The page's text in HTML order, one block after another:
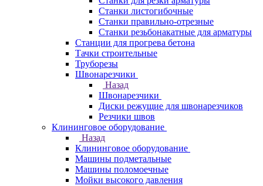
Станки листогибочные
Станки правильно-отрезные
Станки резьбонакатные для арматуры
Станции для прогрева бетона
Тачки строительные
Труборезы
Швонарезчики
Назад
Швонарезчики
Диски режущие для швонарезчиков
Резчики швов
Клининговое оборудование
Назад
Клининговое оборудование
Машины подметальные
Машины поломоечные
Мойки высокого давления